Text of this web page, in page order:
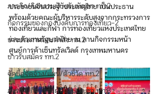
ภารกิจ/กิจกรรมผู้บังคับบัญชา ทท.2
กิจกรรมของกองบังคับการท่องเที่ยว-2
ข่าวประกาศและคำสั่ง ทท.2
ข่าวรับสมัคร ทท.2
จัดซื้อจัดจ้าง/แผน/ตัวชี้วัด ทท.2
ภารกิจ/กิจกรรมผู้บังคับบัญชา ทท.3
ประชาชนจีนประจำประเทศไทย เป็นประธาน
พร้อมด้วยคณะผู้บริหารระดับสูงจากกระทรวงการ
ท่องเที่ยวและกีฬา การท่องเที่ยวแห่งประเทศไทย
และตัวแทนรัฐบาลไทย ณ ลานกิจกรรมหน้า
ศูนย์การค้าเซ็นทรัลเวิลด์ กรุงเทพมหานคร